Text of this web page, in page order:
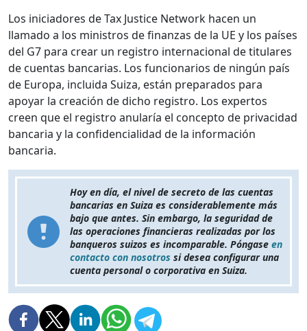
Los iniciadores de Tax Justice Network hacen un
llamado a los ministros de finanzas de la UE y los países
del G7 para crear un registro internacional de titulares
de cuentas bancarias. Los funcionarios de ningún país
de Europa, incluida Suiza, están preparados para
apoyar la creación de dicho registro. Los expertos
creen que el registro anularía el concepto de privacidad
bancaria y la confidencialidad de la información
bancaria.
Hoy en día, el nivel de secreto de las cuentas
bancarias en Suiza es considerablemente más
bajo que antes. Sin embargo, la seguridad de
las operaciones financieras realizadas por los
banqueros suizos es incomparable. Póngase en
contacto con nosotros si desea configurar una
cuenta personal o corporativa en Suiza.